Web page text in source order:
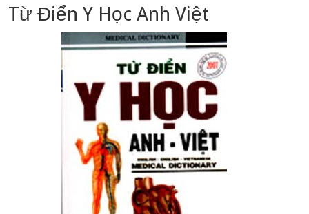
Từ Điển Y Học Anh Việt